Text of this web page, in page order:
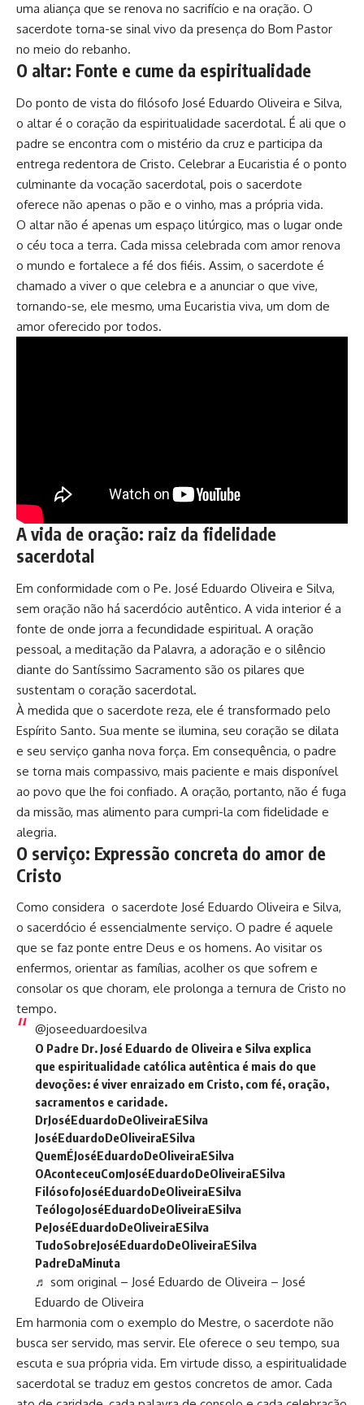
uma aliança que se renova no sacrifício e na oração. O
sacerdote torna-se sinal vivo da presença do Bom Pastor
no meio do rebanho.
O altar: Fonte e cume da espiritualidade
Do ponto de vista do filósofo José Eduardo Oliveira e Silva,
o altar é o coração da espiritualidade sacerdotal. É ali que o
padre se encontra com o mistério da cruz e participa da
entrega redentora de Cristo. Celebrar a Eucaristia é o ponto
culminante da vocação sacerdotal, pois o sacerdote
oferece não apenas o pão e o vinho, mas a própria vida.
O altar não é apenas um espaço litúrgico, mas o lugar onde
o céu toca a terra. Cada missa celebrada com amor renova
o mundo e fortalece a fé dos fiéis. Assim, o sacerdote é
chamado a viver o que celebra e a anunciar o que vive,
tornando-se, ele mesmo, uma Eucaristia viva, um dom de
amor oferecido por todos.
A vida de oração: raiz da fidelidade
sacerdotal
Em conformidade com o Pe. José Eduardo Oliveira e Silva,
sem oração não há sacerdócio autêntico. A vida interior é a
fonte de onde jorra a fecundidade espiritual. A oração
pessoal, a meditação da Palavra, a adoração e o silêncio
diante do Santíssimo Sacramento são os pilares que
sustentam o coração sacerdotal.
À medida que o sacerdote reza, ele é transformado pelo
Espírito Santo. Sua mente se ilumina, seu coração se dilata
e seu serviço ganha nova força. Em consequência, o padre
se torna mais compassivo, mais paciente e mais disponível
ao povo que lhe foi confiado. A oração, portanto, não é fuga
da missão, mas alimento para cumpri-la com fidelidade e
alegria.
O serviço: Expressão concreta do amor de
Cristo
Como considera o sacerdote José Eduardo Oliveira e Silva,
o sacerdócio é essencialmente serviço. O padre é aquele
que se faz ponte entre Deus e os homens. Ao visitar os
enfermos, orientar as famílias, acolher os que sofrem e
consolar os que choram, ele prolonga a ternura de Cristo no
tempo.
@joseeduardoesilva
O Padre Dr. José Eduardo de Oliveira e Silva explica
que espiritualidade católica autêntica é mais do que
devoções: é viver enraizado em Cristo, com fé, oração,
sacramentos e caridade.
DrJoséEduardoDeOliveiraESilva
JoséEduardoDeOliveiraESilva
QuemÉJoséEduardoDeOliveiraESilva
OAconteceuComJoséEduardoDeOliveiraESilva
FilósofoJoséEduardoDeOliveiraESilva
TeólogoJoséEduardoDeOliveiraESilva
PeJoséEduardoDeOliveiraESilva
TudoSobreJoséEduardoDeOliveiraESilva
PadreDaMinuta
♬ som original – José Eduardo de Oliveira – José
Eduardo de Oliveira
Em harmonia com o exemplo do Mestre, o sacerdote não
busca ser servido, mas servir. Ele oferece o seu tempo, sua
escuta e sua própria vida. Em virtude disso, a espiritualidade
sacerdotal se traduz em gestos concretos de amor. Cada